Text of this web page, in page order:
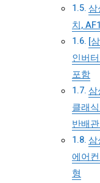
삼
치,
[
인버
포함
삼
클래
반배
삼
에어
형